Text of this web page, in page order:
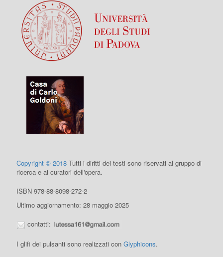
Copyright © 2018 Tutti i diritti dei testi sono riservati al gruppo di
ricerca e ai curatori dell'opera.
ISBN 978-88-8098-272-2
Ultimo aggiornamento: 28 maggio 2025
contatti:
I glifi dei pulsanti sono realizzati conGlyphicons.